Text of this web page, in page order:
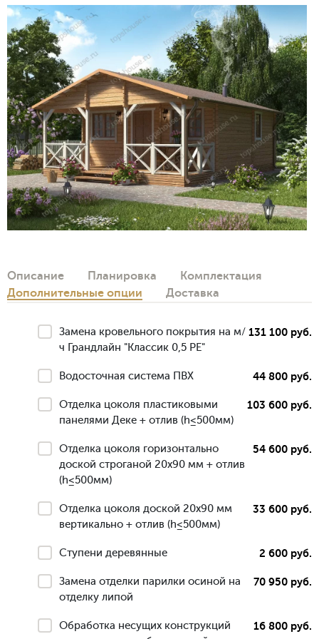
Описание Планировка
Комплектация
Дополнительные опции
Доставка
Замена кровельного покрытия на м/
ч Грандлайн "Классик 0,5 РЕ"
131 100 руб.
Водосточная система ПВХ 44 800 руб.
Отделка цоколя пластиковыми
панелями Деке + отлив (h≤500мм)
103 600 руб.
Отделка цоколя горизонтально
доской строганой 20х90 мм + отлив
(h≤500мм)
54 600 руб.
Отделка цоколя доской 20х90 мм
вертикально + отлив (h≤500мм)
33 600 руб.
Ступени деревянные 2 600 руб.
Замена отделки парилки осиной на
отделку липой
70 950 руб.
Обработка несущих конструкций
16 800 руб.